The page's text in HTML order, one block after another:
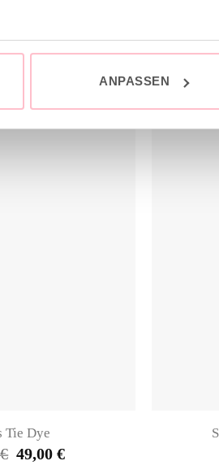
ANPASSEN
Tie Dye
€ Ursprünglicher
Preis
49,00€Aktueller